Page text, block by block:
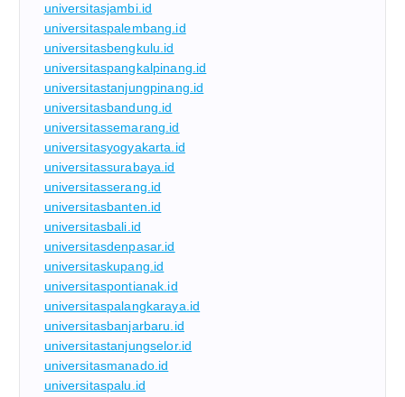
universitasjambi.id
universitaspalembang.id
universitasbengkulu.id
universitaspangkalpinang.id
universitastanjungpinang.id
universitasbandung.id
universitassemarang.id
universitasyogyakarta.id
universitassurabaya.id
universitasserang.id
universitasbanten.id
universitasbali.id
universitasdenpasar.id
universitaskupang.id
universitaspontianak.id
universitaspalangkaraya.id
universitasbanjarbaru.id
universitastanjungselor.id
universitasmanado.id
universitaspalu.id